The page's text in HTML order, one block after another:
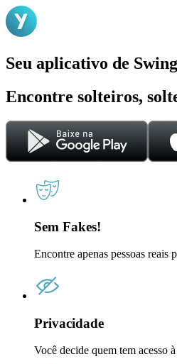
Seu aplicativo de
Encontre solteiros,
Sem Fakes!
Encontre apenas pessoas reais
Privacidade
Você decide quem tem acesso